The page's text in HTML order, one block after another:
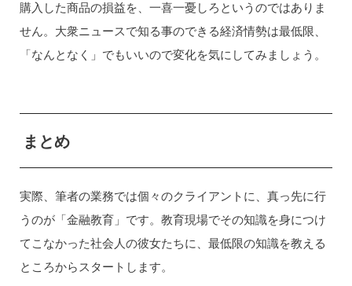
購入した商品の損益を、一喜一憂しろというのではありま
せん。大衆ニュースで知る事のできる経済情勢は最低限、
「なんとなく」でもいいので変化を気にしてみましょう。
まとめ
実際、筆者の業務では個々のクライアントに、真っ先に行
うのが「金融教育」です。教育現場でその知識を身につけ
てこなかった社会人の彼女たちに、最低限の知識を教える
ところからスタートします。